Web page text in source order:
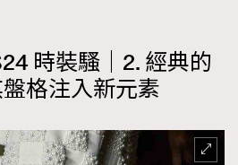
時裝騷｜2. 經典的
格注入新元素